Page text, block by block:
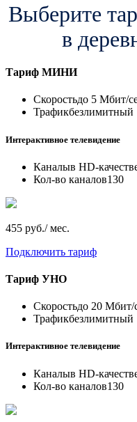
Выберите
в
Тариф МИНИ
Скоростьдо 5 Мбит/
Трафикбезлимитный
Интерактивное телевидение
Каналыв HD-
Кол-во каналов130
455 руб./ мес.
Подключить тариф
Тариф УНО
Скоростьдо 20 Мбит/
Трафикбезлимитный
Интерактивное телевидение
Каналыв HD-
Кол-во каналов130